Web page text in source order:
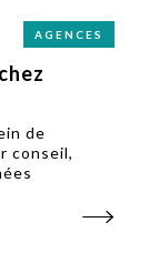
AGENCES
de
conseil,